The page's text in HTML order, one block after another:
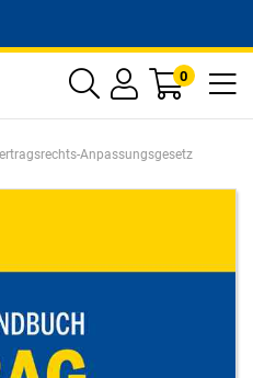
0
Anpassungsgesetz